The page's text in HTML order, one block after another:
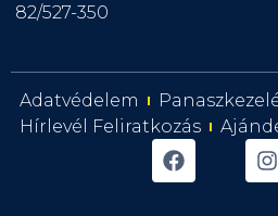
82/527-350
Adatvédelem
Hírlevél Feliratkozás